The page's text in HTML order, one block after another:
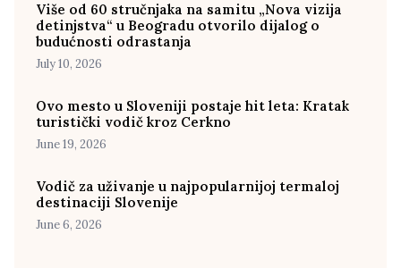
Više od 60 stručnjaka na samitu „Nova vizija
detinjstva“ u Beogradu otvorilo dijalog o
budućnosti odrastanja
July 10, 2026
Ovo mesto u Sloveniji postaje hit leta: Kratak
turistički vodič kroz Cerkno
June 19, 2026
Vodič za uživanje u najpopularnijoj termaloj
destinaciji Slovenije
June 6, 2026